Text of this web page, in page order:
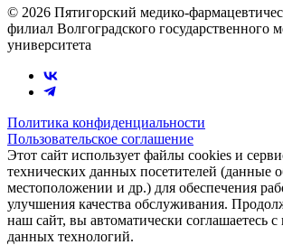
© 2026 Пятигорский медико-
филиал Волгоградского государственного
университета
Политика конфиденциальности
Пользовательское соглашение
Этот сайт использует файлы cookies и
технических данных посетителей (данные
местоположении и др.) для обеспечения
улучшения качества обслуживания.
наш сайт, вы автоматически соглашаетесь
данных технологий.